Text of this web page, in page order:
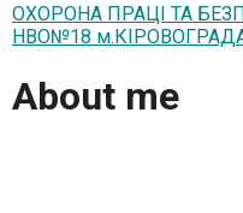
ОХОРОНА ПРАЦІ ТА
НВО№18
About me